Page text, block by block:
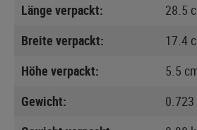
Länge verpackt:
28.5
Breite verpackt:
17.4
Höhe verpackt:
5.5
Gewicht:
0.723